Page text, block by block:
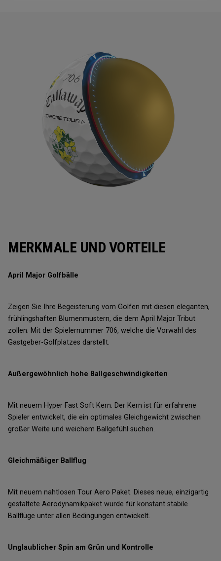
MERKMALE UND VORTEILE
April Major Golfbälle
Zeigen Sie Ihre Begeisterung vom Golfen mit diesen eleganten,
frühlingshaften Blumenmustern, die dem April Major Tribut
zollen. Mit der Spielernummer 706, welche die Vorwahl des
Gastgeber-Golfplatzes darstellt.
Außergewöhnlich hohe Ballgeschwindigkeiten
Mit neuem Hyper Fast Soft Kern. Der Kern ist für erfahrene
Spieler entwickelt, die ein optimales Gleichgewicht zwischen
großer Weite und weichem Ballgefühl suchen.
Gleichmäßiger Ballflug
Mit neuem nahtlosen Tour Aero Paket. Dieses neue, einzigartig
gestaltete Aerodynamikpaket wurde für konstant stabile
Ballflüge unter allen Bedingungen entwickelt.
Unglaublicher Spin am Grün und Kontrolle